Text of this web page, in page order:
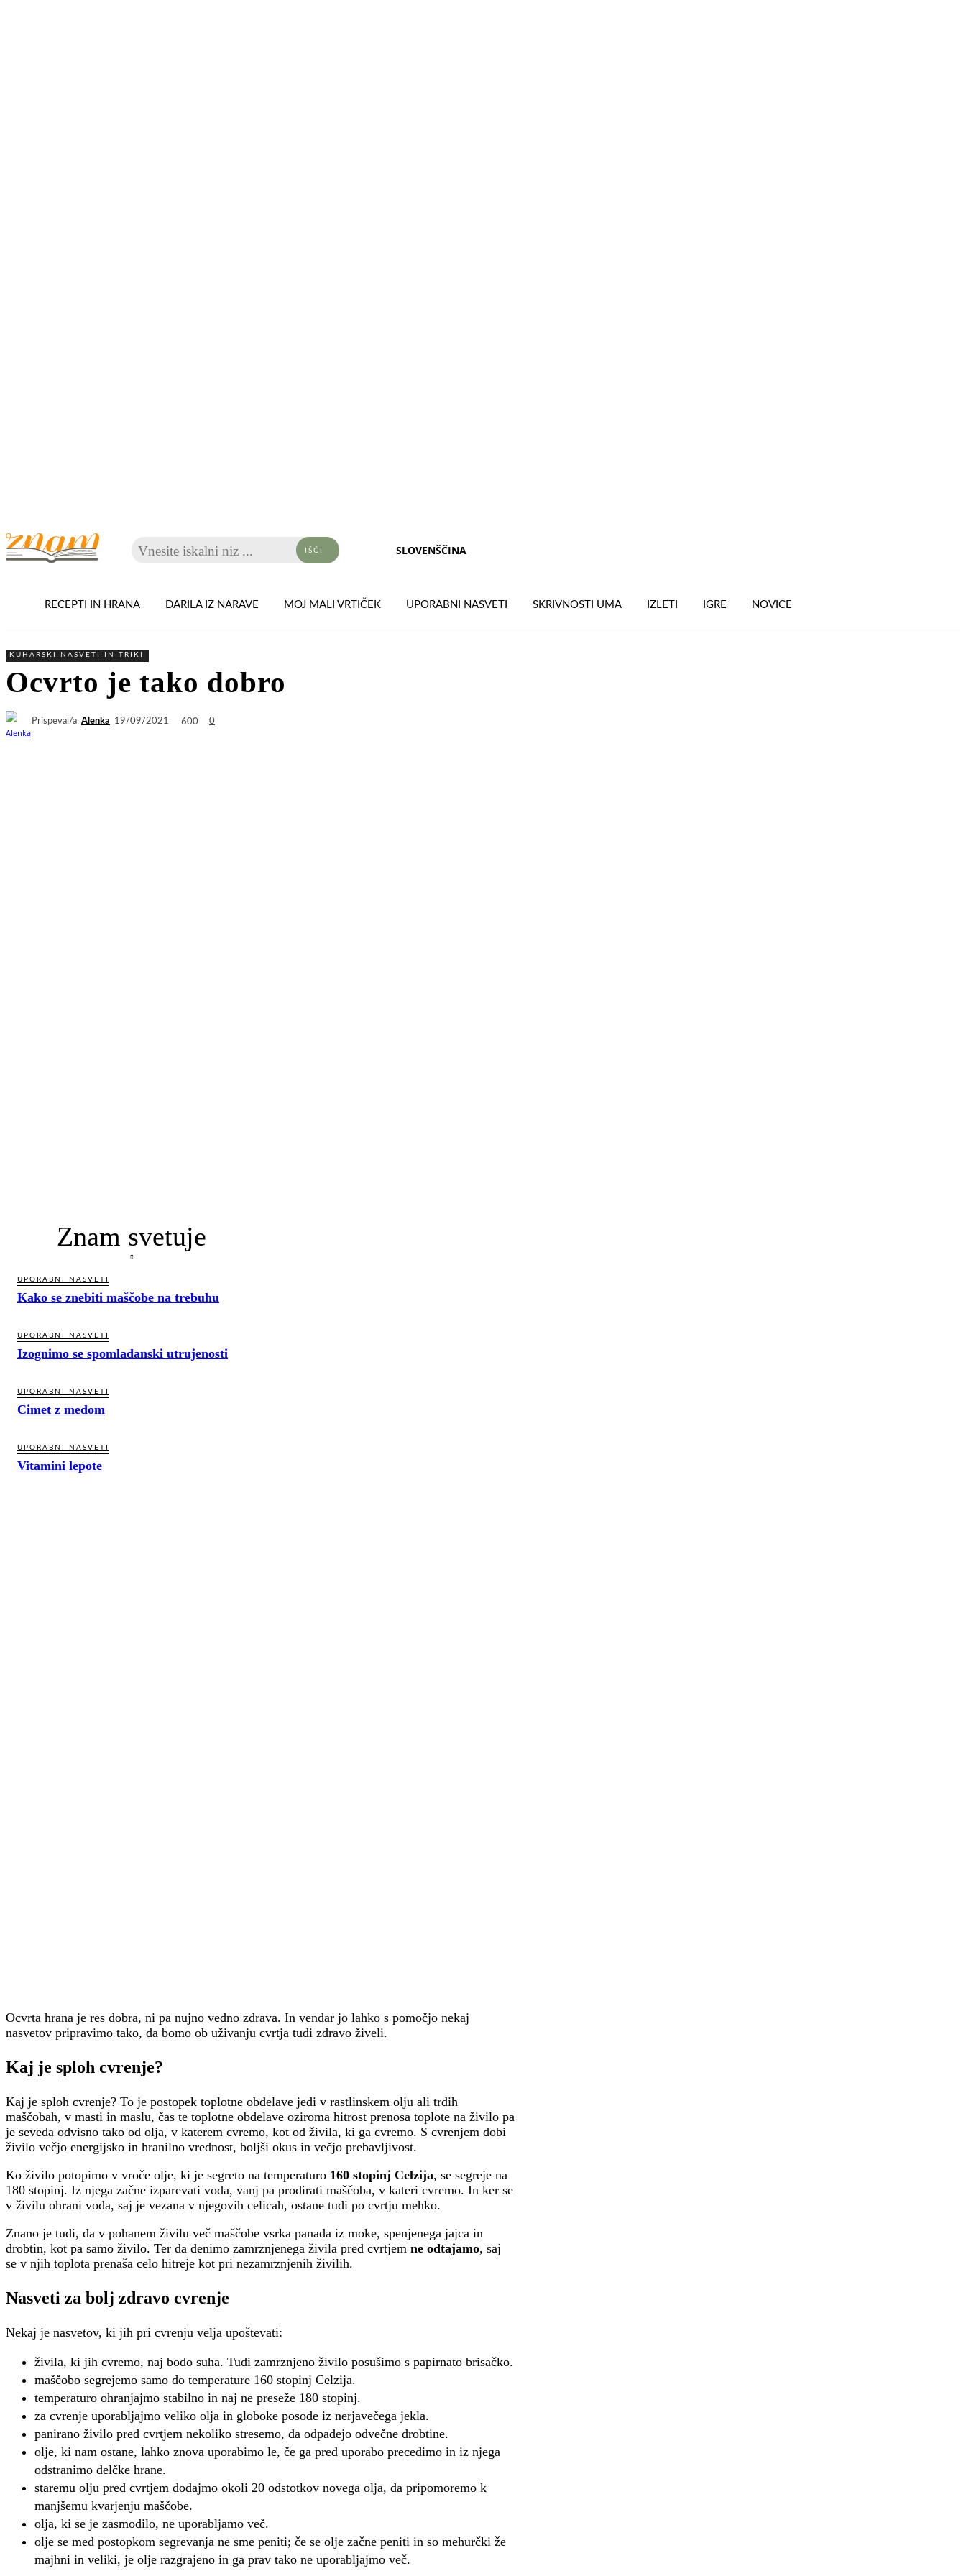
Vnesite iskalni niz ... IŠČI SLOVENŠČINA
RECEPTI IN HRANA DARILA IZ NARAVE MOJ MALI VRTIČEK UPORABNI NASVETI SKRIVNOSTI UMA IZLETI IGRE NOVICE
KUHARSKI NASVETI IN TRIKI
Ocvrto je tako dobro
Prispeval/a Alenka 19/09/2021 600 0
Znam svetuje
UPORABNI NASVETI
Kako se znebiti maščobe na trebuhu
UPORABNI NASVETI
Izognimo se spomladanski utrujenosti
UPORABNI NASVETI
Cimet z medom
UPORABNI NASVETI
Vitamini lepote
Ocvrta hrana je res dobra, ni pa nujno vedno zdrava. In vendar jo lahko s pomočjo nekaj
nasvetov pripravimo tako, da bomo ob uživanju cvrtja tudi zdravo živeli.
Kaj je sploh cvrenje?
Kaj je sploh cvrenje? To je postopek toplotne obdelave jedi v rastlinskem olju ali trdih
maščobah, v masti in maslu, čas te toplotne obdelave oziroma hitrost prenosa toplote na živilo pa
je seveda odvisno tako od olja, v katerem cvremo, kot od živila, ki ga cvremo. S cvrenjem dobi
živilo večjo energijsko in hranilno vrednost, boljši okus in večjo prebavljivost.
Ko živilo potopimo v vroče olje, ki je segreto na temperaturo 160 stopinj Celzija, se segreje na
180 stopinj. Iz njega začne izparevati voda, vanj pa prodirati maščoba, v kateri cvremo. In ker se
v živilu ohrani voda, saj je vezana v njegovih celicah, ostane tudi po cvrtju mehko.
Znano je tudi, da v pohanem živilu več maščobe vsrka panada iz moke, spenjenega jajca in
drobtin, kot pa samo živilo. Ter da denimo zamrznjenega živila pred cvrtjem ne odtajamo, saj
se v njih toplota prenaša celo hitreje kot pri nezamrznjenih živilih.
Nasveti za bolj zdravo cvrenje
Nekaj je nasvetov, ki jih pri cvrenju velja upoštevati:
živila, ki jih cvremo, naj bodo suha. Tudi zamrznjeno živilo posušimo s papirnato brisačko.
maščobo segrejemo samo do temperature 160 stopinj Celzija.
temperaturo ohranjajmo stabilno in naj ne preseže 180 stopinj.
za cvrenje uporabljajmo veliko olja in globoke posode iz nerjavečega jekla.
panirano živilo pred cvrtjem nekoliko stresemo, da odpadejo odvečne drobtine.
olje, ki nam ostane, lahko znova uporabimo le, če ga pred uporabo precedimo in iz njega
odstranimo delčke hrane.
staremu olju pred cvrtjem dodajmo okoli 20 odstotkov novega olja, da pripomoremo k
manjšemu kvarjenju maščobe.
olja, ki se je zasmodilo, ne uporabljamo več.
olje se med postopkom segrevanja ne sme peniti; če se olje začne peniti in so mehurčki že
majhni in veliki, je olje razgrajeno in ga prav tako ne uporabljajmo več.